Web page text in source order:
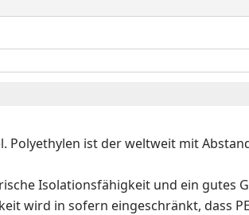
ist der weltweit mit
Isolationsfähigkeit und ein gutes
wird in sofern eingeschränkt, dass